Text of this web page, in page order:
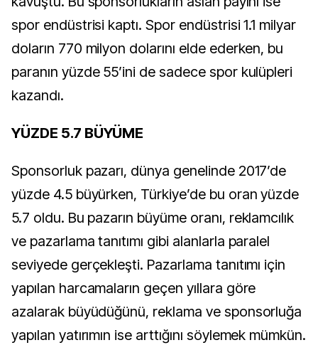
spor endüstrisi kaptı. Spor endüstrisi 1.1 milyar
doların 770 milyon dolarını elde ederken, bu
paranın yüzde 55’ini de sadece spor kulüpleri
kazandı.
YÜZDE 5.7 BÜYÜME
Sponsorluk pazarı, dünya genelinde 2017’de
yüzde 4.5 büyürken, Türkiye’de bu oran yüzde
5.7 oldu. Bu pazarın büyüme oranı, reklamcılık
ve pazarlama tanıtımı gibi alanlarla paralel
seviyede gerçekleşti. Pazarlama tanıtımı için
yapılan harcamaların geçen yıllara göre
azalarak büyüdüğünü, reklama ve sponsorluğa
yapılan yatırımın ise arttığını söylemek mümkün.